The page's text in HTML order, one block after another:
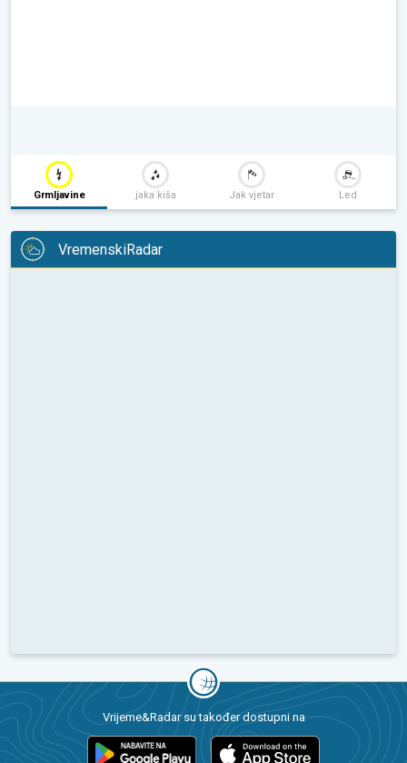
Grmljavine jaka kiša Jak vjetar Led
VremenskiRadar
Vrijeme&Radar su također dostupni na